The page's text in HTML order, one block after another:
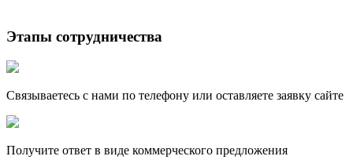
Этапы сотрудничества
Связываетесь с нами по телефону или оставляете заявку сайте
Получите ответ в виде коммерческого предложения